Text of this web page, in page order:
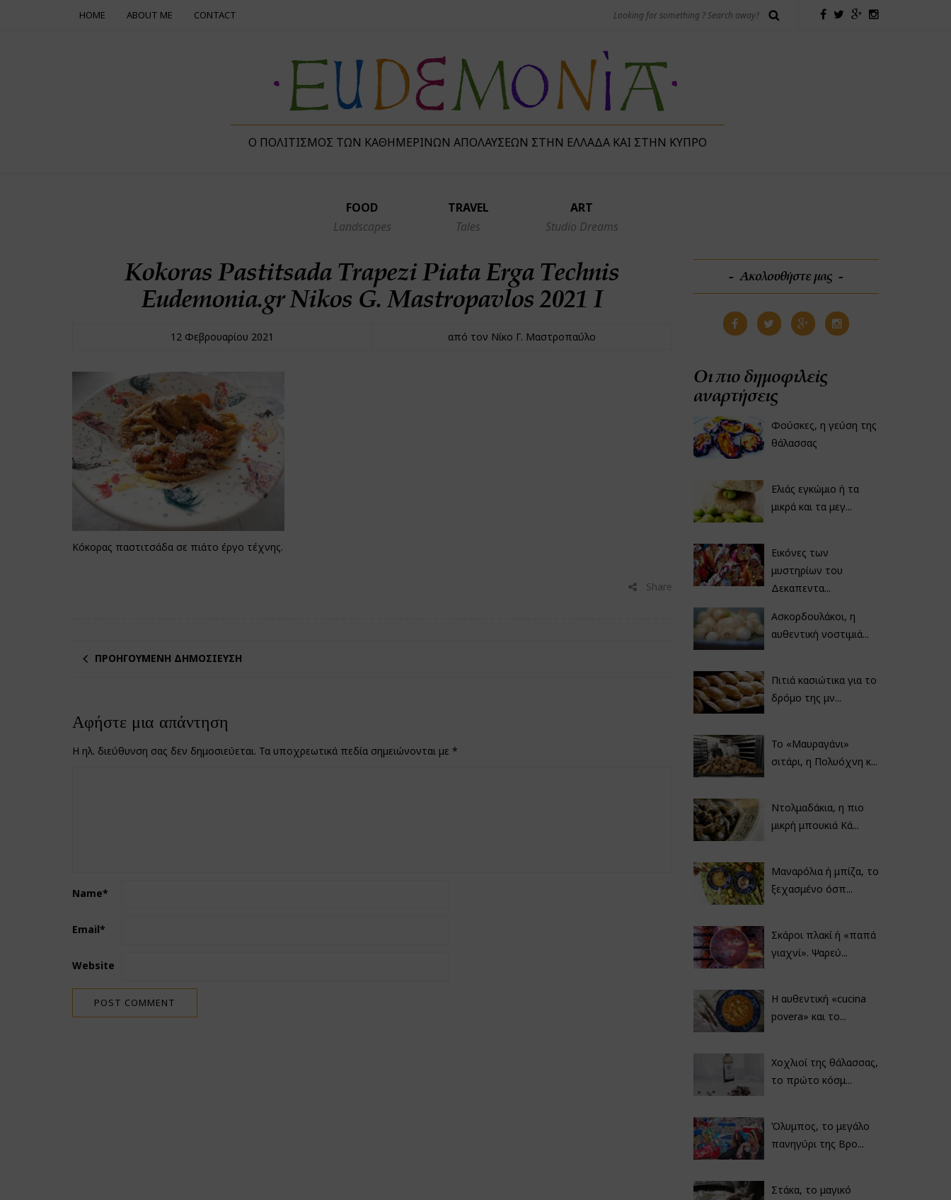
HOME ABOUT ME CONTACT
Ο ΠΟΛΙΤΙΣΜΌΣ ΤΩΝ ΚΑΘΗΜΕΡΙΝΏΝ ΑΠΟΛΑΎΣΕΩΝ ΣΤΗΝ ΕΛΛΆΔΑ ΚΑΙ ΣΤΗΝ ΚΎΠΡΟ
FOOD
Landscapes
TRAVEL
Tales
ART
Studio Dreams
Kokoras Pastitsada Trapezi Piata Erga Technis
Eudemonia.gr Nikos G. Mastropavlos 2021 I
12 Φεβρουαρίου 2021 από τον Νίκο Γ. Μαστροπαύλο
Κόκορας παστιτσάδα σε πιάτο έργο τέχνης.
Share
ΠΡΟΗΓΟΎΜΕΝΗ ΔΗΜΟΣΊΕΥΣΗ
Αφήστε μια απάντηση
Η ηλ. διεύθυνση σας δεν δημοσιεύεται. Τα υποχρεωτικά πεδία σημειώνονται με *
Name*
Email*
Website
Ακολουθήστε μας
Οι πιο δημοφιλείς
αναρτήσεις
Φούσκες, η γεύση της
θάλασσας
Ελιάς εγκώμιο ή τα
μικρά και τα μεγ...
Εικόνες των
μυστηρίων του
Δεκαπεντα...
Ασκορδουλάκοι, η
αυθεντική νοστιμιά...
Πιτιά κασιώτικα για το
δρόμο της μν...
Το «Μαυραγάνι»
σιτάρι, η Πολυόχνη κ...
Ντολμαδάκια, η πιο
μικρή μπουκιά Κά...
Μαναρόλια ή μπίζα, το
ξεχασμένο όσπ...
Σκάροι πλακί ή «παπά
γιαχνί». Ψαρεύ...
Η αυθεντική «cucina
povera» και το...
Χοχλιοί της θάλασσας,
το πρώτο κόσμ...
Όλυμπος, το μεγάλο
πανηγύρι της Βρο...
Στάκα, το μαγικό